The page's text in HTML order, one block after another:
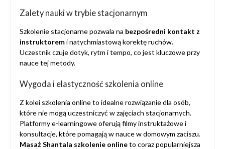
Zalety nauki w trybie stacjonarnym
Szkolenie stacjonarne pozwala na bezpośredni kontakt z
instruktoremi natychmiastową korektę ruchów.
Uczestnik czuje dotyk, rytm i tempo, co jest kluczowe przy
nauce tej metody.
Wygoda i elastyczność szkolenia online
Z kolei szkolenia online to idealne rozwiązanie dla osób,
które nie mogą uczestniczyć w zajęciach stacjonarnych.
Platformy e-learningowe oferują filmy instruktażowe i
konsultacje, które pomagają w nauce w domowym zaciszu.
Masaż Shantala szkolenie onlineto coraz popularniejsza